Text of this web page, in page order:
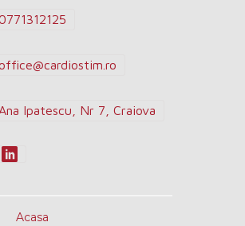
Ana Ipatescu, Nr 7, Craiova
Acasa